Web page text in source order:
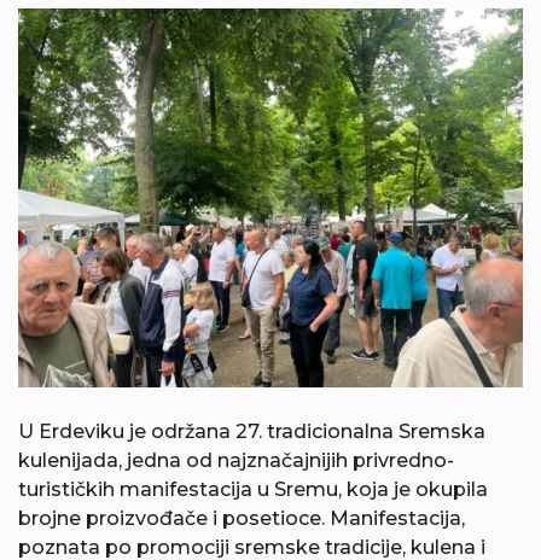
U Erdeviku je održana 27. tradicionalna Sremska
kulenijada, jedna od najznačajnijih privredno-
turističkih manifestacija u Sremu, koja je okupila
brojne proizvođače i posetioce. Manifestacija,
poznata po promociji sremske tradicije, kulena i